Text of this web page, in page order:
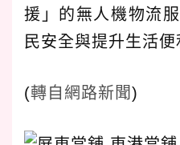
援」的無人機物流
民安全與提升生活便
(轉自網路新聞)